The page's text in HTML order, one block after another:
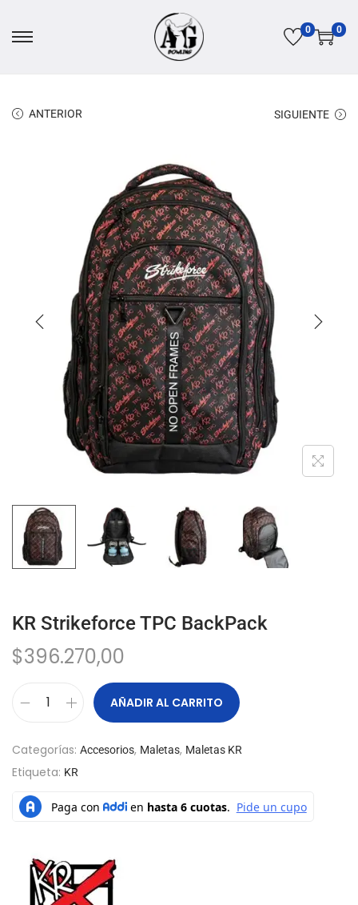
0 0
ANTERIOR SIGUIENTE
KR Strikeforce TPC BackPack
$396.270,00
AÑADIR AL CARRITO
Categorías: Accesorios, Maletas, Maletas KR
Etiqueta: KR